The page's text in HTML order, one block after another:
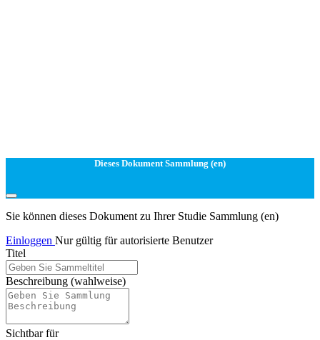
Dieses Dokument Sammlung (en)
Sie können dieses Dokument zu Ihrer Studie Sammlung (en)
Einloggen Nur gültig für autorisierte Benutzer
Titel
Beschreibung (wahlweise)
Sichtbar für